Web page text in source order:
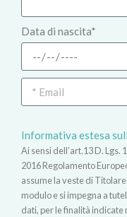
Data di nascita*
Informativa estesa
Ai sensi dell’art.13 D. Lgs.
2016 Regolamento
assume la veste di
modulo e si impegna a
dati, per le finalità indicate